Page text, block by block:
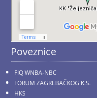
Poveznice
FIQ WNBA-NBC
FORUM ZAGREBAČKOG K.S.
HKS